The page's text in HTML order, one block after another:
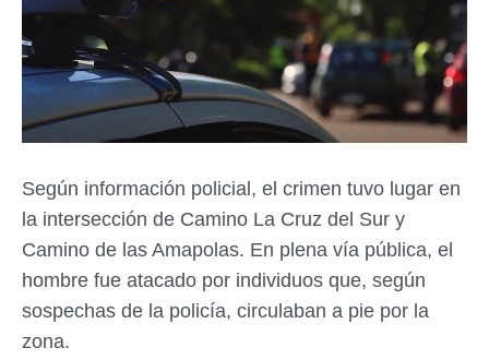
Según información policial, el crimen tuvo lugar en
la intersección de Camino La Cruz del Sur y
Camino de las Amapolas. En plena vía pública, el
hombre fue atacado por individuos que, según
sospechas de la policía, circulaban a pie por la
zona.